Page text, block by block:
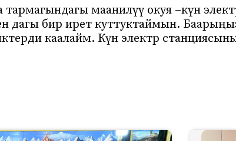
тармагындагы маанилүү окуя –күн
дагы бир ирет куттуктаймын.
каалайм. Күн электр